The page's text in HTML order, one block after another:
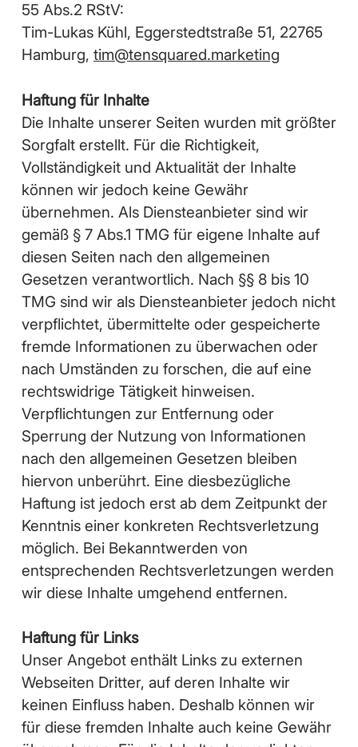
55 Abs.2 RStV:
Tim-Lukas Kühl, Eggerstedtstraße 51, 22765
Hamburg, tim@tensquared.marketing
Haftung für Inhalte
Die Inhalte unserer Seiten wurden mit größter
Sorgfalt erstellt. Für die Richtigkeit,
Vollständigkeit und Aktualität der Inhalte
können wir jedoch keine Gewähr
übernehmen. Als Diensteanbieter sind wir
gemäß § 7 Abs.1 TMG für eigene Inhalte auf
diesen Seiten nach den allgemeinen
Gesetzen verantwortlich. Nach §§ 8 bis 10
TMG sind wir als Diensteanbieter jedoch nicht
verpflichtet, übermittelte oder gespeicherte
fremde Informationen zu überwachen oder
nach Umständen zu forschen, die auf eine
rechtswidrige Tätigkeit hinweisen.
Verpflichtungen zur Entfernung oder
Sperrung der Nutzung von Informationen
nach den allgemeinen Gesetzen bleiben
hiervon unberührt. Eine diesbezügliche
Haftung ist jedoch erst ab dem Zeitpunkt der
Kenntnis einer konkreten Rechtsverletzung
möglich. Bei Bekanntwerden von
entsprechenden Rechtsverletzungen werden
wir diese Inhalte umgehend entfernen.
Haftung für Links
Unser Angebot enthält Links zu externen
Webseiten Dritter, auf deren Inhalte wir
keinen Einfluss haben. Deshalb können wir
für diese fremden Inhalte auch keine Gewähr